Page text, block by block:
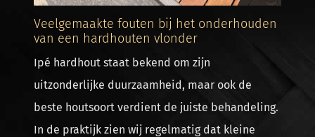
Veelgemaakte fouten bij het onderhouden
van een hardhouten vlonder
Ipé hardhout staat bekend om zijn
uitzonderlijke duurzaamheid, maar ook de
beste houtsoort verdient de juiste behandeling.
In de praktijk zien wij regelmatig dat kleine